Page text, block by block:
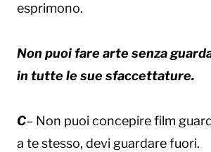
esprimono.
Non puoi fare arte senza
in tutte le sue sfaccettature.
C– Non puoi concepire film
a te stesso, devi guardare fuori.